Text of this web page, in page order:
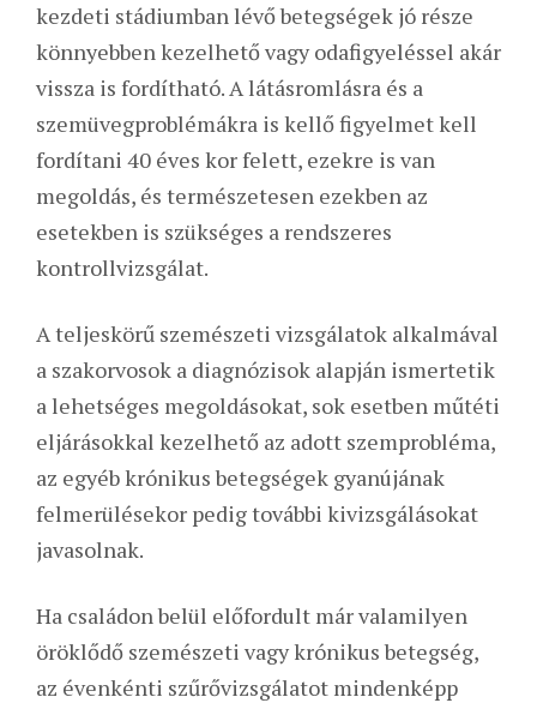
kezdeti stádiumban lévő betegségek jó része
könnyebben kezelhető vagy odafigyeléssel akár
vissza is fordítható. A látásromlásra és a
szemüvegproblémákra is kellő figyelmet kell
fordítani 40 éves kor felett, ezekre is van
megoldás, és természetesen ezekben az
esetekben is szükséges a rendszeres
kontrollvizsgálat.
A teljeskörű szemészeti vizsgálatok alkalmával
a szakorvosok a diagnózisok alapján ismertetik
a lehetséges megoldásokat, sok esetben műtéti
eljárásokkal kezelhető az adott szemprobléma,
az egyéb krónikus betegségek gyanújának
felmerülésekor pedig további kivizsgálásokat
javasolnak.
Ha családon belül előfordult már valamilyen
öröklődő szemészeti vagy krónikus betegség,
az évenkénti szűrővizsgálatot mindenképp